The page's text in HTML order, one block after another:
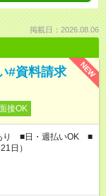
掲載日：2026.08.06
NEW
#資料請求
接OK
り ■日・週払いOK ■
日）